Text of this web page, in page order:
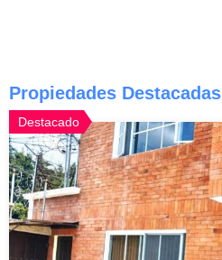
Propiedades Destacadas
Destacado